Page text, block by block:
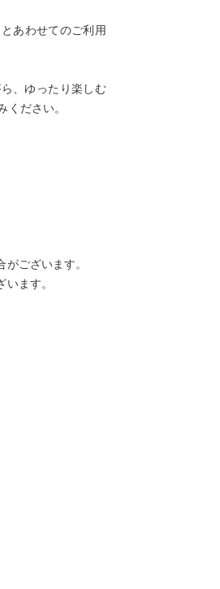
あわせてのご利用
、ゆったり楽しむ
ください。
ございます。
ます。